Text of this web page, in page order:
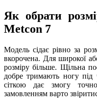
Як обрати
Metcon 7
Модель сідає рівно за
вкорочена. Для широкої
розміру більше. Щільна
добре тримають ногу під
сіткою дає змогу
замовленням варто